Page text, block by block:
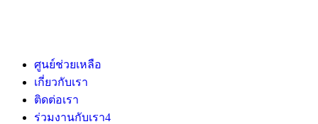
ศูนย์ช่วยเหลือ
เกี่ยวกับเรา
ติดต่อเรา
ร่วมงานกับเรา4